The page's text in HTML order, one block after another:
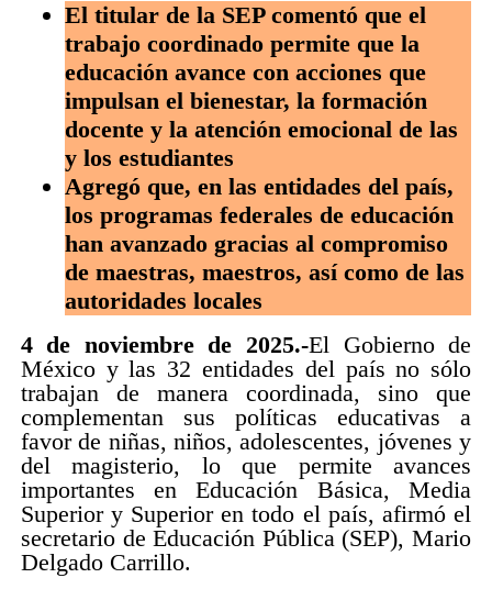
El titular de la SEP comentó que el
trabajo coordinado permite que la
educación avance con acciones que
impulsan el bienestar, la formación
docente y la atención emocional de las
y los estudiantes
Agregó que, en las entidades del país,
los programas federales de educación
han avanzado gracias al compromiso
de maestras, maestros, así como de las
autoridades locales
4 de noviembre de 2025.-El Gobierno de
México y las 32 entidades del país no sólo
trabajan de manera coordinada, sino que
complementan sus políticas educativas a
favor de niñas, niños, adolescentes, jóvenes y
del magisterio, lo que permite avances
importantes en Educación Básica, Media
Superior y Superior en todo el país, afirmó el
secretario de Educación Pública (SEP), Mario
Delgado Carrillo.